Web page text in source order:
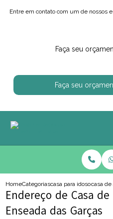
Entre em contato com um de nossos
Faça seu
Faça seu
HomeCategoriascasa para idososcasa de
Endereço de Casa
Enseada das Garças